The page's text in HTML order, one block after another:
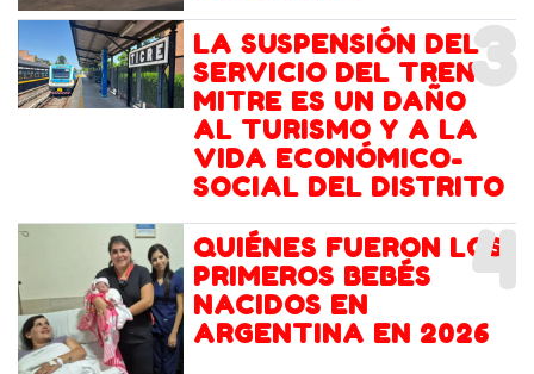
3
LA SUSPENSIÓN DEL
SERVICIO DEL TREN
MITRE ES UN DAÑO
AL TURISMO Y A LA
VIDA ECONÓMICO-
SOCIAL DEL DISTRITO
4
QUIÉNES FUERON LOS
PRIMEROS BEBÉS
NACIDOS EN
ARGENTINA EN 2026